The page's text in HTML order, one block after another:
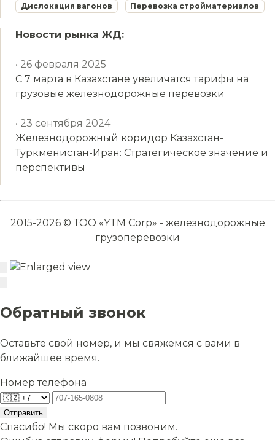
Дислокация вагонов Перевозка стройматериалов
Новости рынка ЖД:
• 26 февраля 2025
С 7 марта в Казахстане увеличатся тарифы на
грузовые железнодорожные перевозки
• 23 сентября 2024
Железнодорожный коридор Казахстан-
Туркменистан-Иран: Стратегическое значение и
перспективы
2015-2026 © ТОО «YTM Corp» - железнодорожные
грузоперевозки
Обратный звонок
Оставьте свой номер, и мы свяжемся с вами в
ближайшее время.
Номер телефона
Отправить
Спасибо! Мы скоро вам позвоним.